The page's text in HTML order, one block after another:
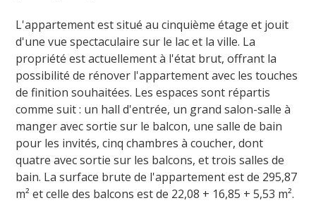
L'appartement est situé au cinquième étage et jouit
d'une vue spectaculaire sur le lac et la ville. La
propriété est actuellement à l'état brut, offrant la
possibilité de rénover l'appartement avec les touches
de finition souhaitées. Les espaces sont répartis
comme suit : un hall d'entrée, un grand salon-salle à
manger avec sortie sur le balcon, une salle de bain
pour les invités, cinq chambres à coucher, dont
quatre avec sortie sur les balcons, et trois salles de
bain. La surface brute de l'appartement est de 295,87
m² et celle des balcons est de 22,08 + 16,85 + 5,53 m².